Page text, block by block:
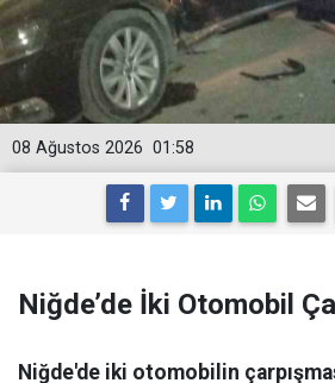
01:58
08 Ağustos 2026
Niğde’de İki Otomobil
Niğde'de iki otomobilin